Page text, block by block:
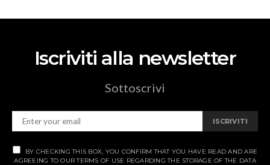
Iscriviti alla newsletter
Sottoscrivi
ISCRIVITI
BY CHECKING THIS BOX, YOU CONFIRM THAT YOU HAVE READ AND ARE
AGREEING TO OUR TERMS OF USE REGARDING THE STORAGE OF THE DATA